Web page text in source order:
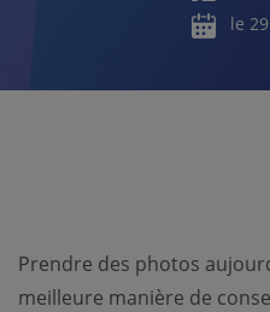
le
Prendre des photos
meilleure manière de